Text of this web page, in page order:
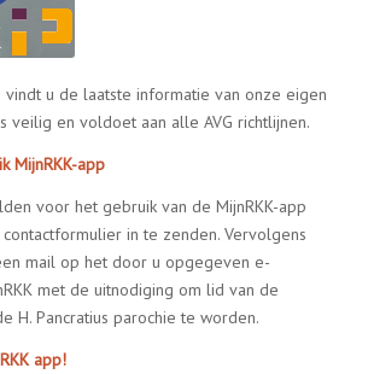
vindt u de laatste informatie van onze eigen
veilig en voldoet aan alle AVG richtlijnen.
MijnRKK-app
voor het gebruik van de MijnRKK-app
in te zenden. Vervolgens
mail op het door u opgegeven e-
met de uitnodiging om lid van de
H. Pancratius parochie te worden.
app!